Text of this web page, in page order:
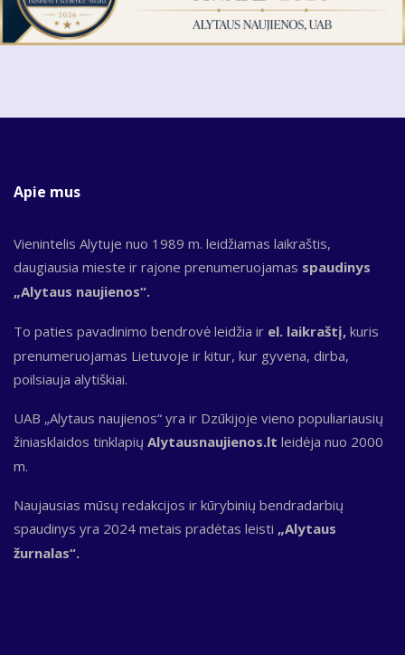
Apie mus
Vienintelis Alytuje nuo 1989 m. leidžiamas laikraštis,
daugiausia mieste ir rajone prenumeruojamas spaudinys
„Alytaus naujienos“.
To paties pavadinimo bendrovė leidžia ir el. laikraštį, kuris
prenumeruojamas Lietuvoje ir kitur, kur gyvena, dirba,
poilsiauja alytiškiai.
UAB „Alytaus naujienos“ yra ir Dzūkijoje vieno populiariausių
žiniasklaidos tinklapių Alytausnaujienos.lt leidėja nuo 2000
m.
Naujausias mūsų redakcijos ir kūrybinių bendradarbių
spaudinys yra 2024 metais pradėtas leisti „Alytaus
žurnalas“.